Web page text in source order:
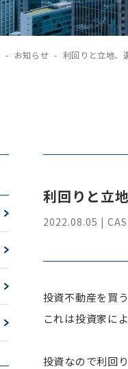
- お知らせ - 利回りと立地、
利回りと立
2022.08.05 |
投資不動産を買
これは投資家に
投資なので利回